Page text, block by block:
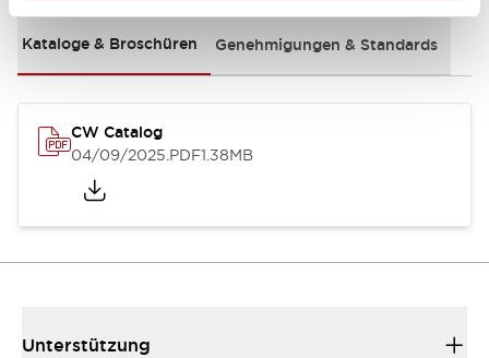
Kataloge & Broschüren Genehmigungen & Standards
CW Catalog
04/09/2025.PDF1.38MB
Unterstützung